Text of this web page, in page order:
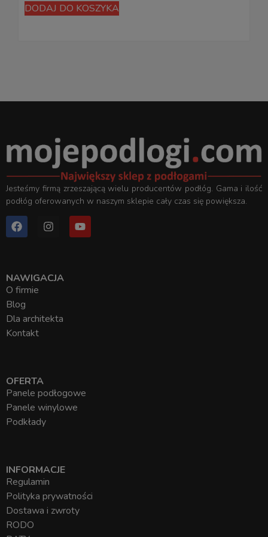
DODAJ DO KOSZYKA
Jesteśmy firmą zrzeszającą wielu producentów podłóg. Gama i ilość
podłóg oferowanych w naszym sklepie cały czas się powiększa.
NAWIGACJA
O firmie
Blog
Dla architekta
Kontakt
OFERTA
Panele podłogowe
Panele winylowe
Podkłady
INFORMACJE
Regulamin
Polityka prywatności
Dostawa i zwroty
RODO